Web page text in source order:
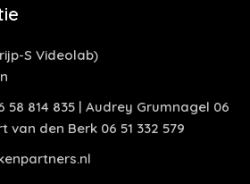
S Videolab)
58 814 835 | Audrey Grumnagel 06
van den Berk 06 51 332 579